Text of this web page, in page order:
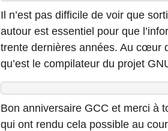
Il n’est pas difficile de voir que
autour est essentiel pour que
trente dernières années. Au cœur
qu’est le compilateur du projet
Bon anniversaire GCC et merci à
qui ont rendu cela possible au